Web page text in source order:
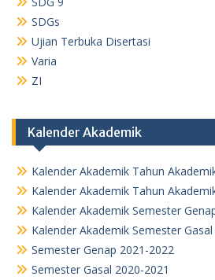
SDGs
Ujian Terbuka Disertasi
Varia
ZI
Kalender Akademik
Kalender Akademik Tahun
Kalender Akademik Tahun
Kalender Akademik Semester
Kalender Akademik Semester
Semester Genap 2021-2022
Semester Gasal 2020-2021